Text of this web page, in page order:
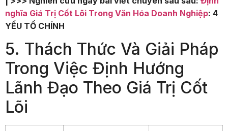
nghĩa Giá Trị Cốt Lõi Trong Văn Hóa Doanh Nghiệp: 4
YẾU TỐ CHÍNH
5. Thách Thức Và Giải Pháp
Trong Việc Định Hướng
Lãnh Đạo Theo Giá Trị Cốt
Lõi